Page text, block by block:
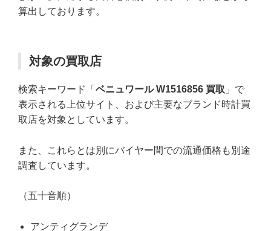
算出しております。
対象の買取店
検索キーワード「 ベニュワール W1516856 買取 」で
表示される上位サイト、および主要なブランド時計買
取店を対象としています。
また、これらとは別にバイヤー間での流通価格も別途
調査しています。
（五十音順）
アンティグランデ